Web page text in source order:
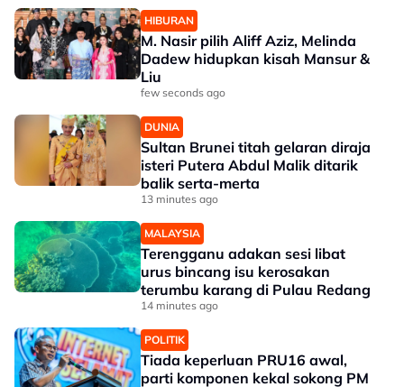
HIBURAN
M. Nasir pilih Aliff Aziz, Melinda
Dadew hidupkan kisah Mansur &
Liu
few seconds ago
DUNIA
Sultan Brunei titah gelaran diraja
isteri Putera Abdul Malik ditarik
balik serta-merta
13 minutes ago
MALAYSIA
Terengganu adakan sesi libat
urus bincang isu kerosakan
terumbu karang di Pulau Redang
14 minutes ago
POLITIK
Tiada keperluan PRU16 awal,
parti komponen kekal sokong PM